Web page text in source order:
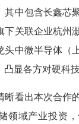
其中包含长鑫芯
下关联企业杭州
头中微半导体（
显各方对硬科
晰看出本次合作
领域产业投资